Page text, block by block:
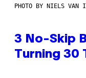
PHOTO BY NIELS VAN
3 No-Skip
Turning 30